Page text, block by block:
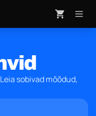
sobivad mõõdud,